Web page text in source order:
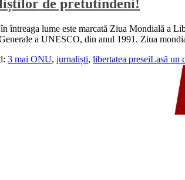
de pretutindeni!
întreaga lume este marcată Ziua Mondială a
a UNESCO, din anul 1991. Ziua
3 mai ONU, jurnaliști, libertatea preseiLasă un